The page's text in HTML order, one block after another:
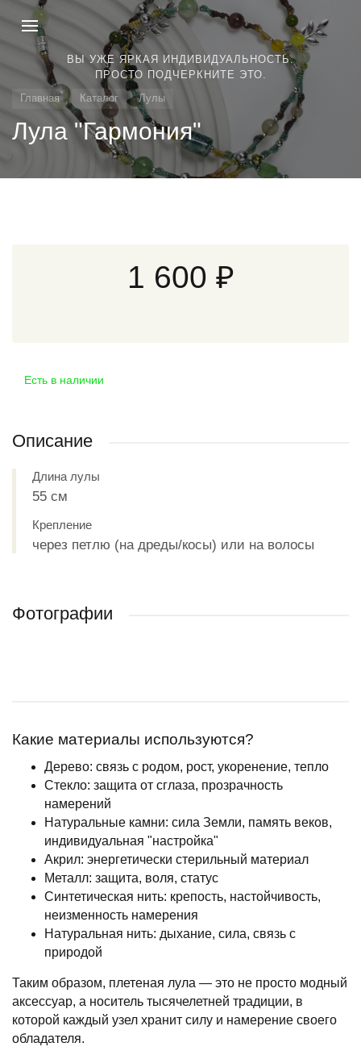
ВЫ УЖЕ ЯРКАЯ ИНДИВИДУАЛЬНОСТЬ.
ПРОСТО ПОДЧЕРКНИТЕ ЭТО.
Главная
Каталог Лулы
Лула "Гармония"
Есть в наличии
1 600 ₽
Описание
Длина лулы
55 см
Крепление
через петлю (на дреды/косы) или на волосы
Фотографии
Какие материалы используются?
Дерево: связь с родом, рост, укоренение, тепло
Стекло: защита от сглаза, прозрачность
намерений
Натуральные камни: сила Земли, память веков,
индивидуальная "настройка"
Акрил: энергетически стерильный материал
Металл: защита, воля, статус
Синтетическая нить: крепость, настойчивость,
неизменность намерения
Натуральная нить: дыхание, сила, связь с
природой
Таким образом, плетеная лула — это не просто модный
аксессуар, а носитель тысячелетней традиции, в
которой каждый узел хранит силу и намерение своего
обладателя.